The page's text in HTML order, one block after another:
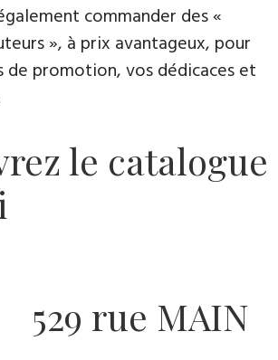
commander des «
», à prix avantageux, pour
de promotion, vos dédicaces et
le catalogue
529 rue MAIN